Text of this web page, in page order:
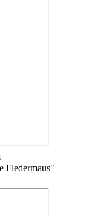
Fledermaus"